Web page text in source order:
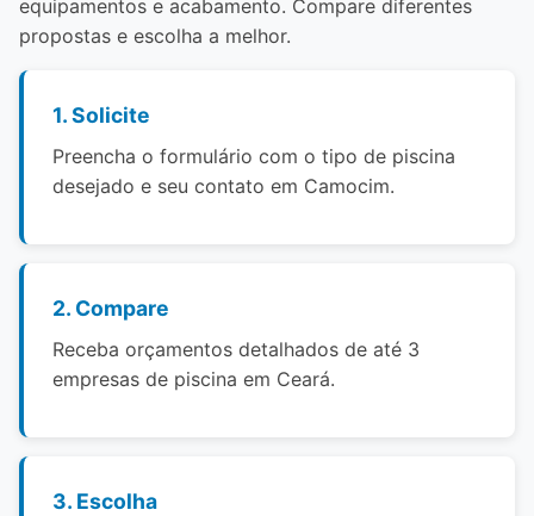
equipamentos e acabamento. Compare diferentes
propostas e escolha a melhor.
1. Solicite
Preencha o formulário com o tipo de piscina
desejado e seu contato em Camocim.
2. Compare
Receba orçamentos detalhados de até 3
empresas de piscina em Ceará.
3. Escolha